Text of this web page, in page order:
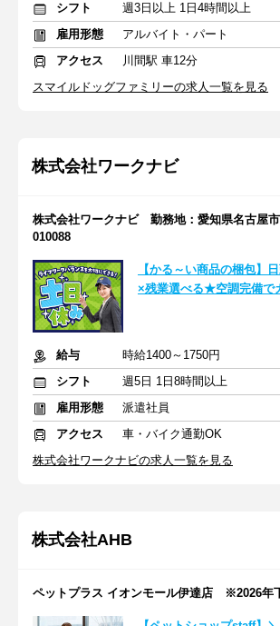
シフト
週3日以上 1日4時間以上
雇用形態
アルバイト・パート
アクセス
川間駅 車12分
スマイルドッグファミリーの求人一覧を見る
株式会社ワークナビ
株式会社ワークナビ 勤務地：愛知県名古屋
010088
【かる～い商品の梱包】
×残業選べる★空調完備で
給与
時給1400～1750円
シフト
週5日 1日8時間以上
雇用形態
派遣社員
アクセス
車・バイク通勤OK
株式会社ワークナビの求人一覧を見る
株式会社AHB
ペットプラス イオンモール伊達店 ※2026年